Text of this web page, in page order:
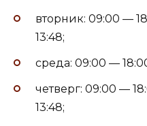
вторник: 09:00 —
13:48;
среда: 09:00 —
четверг: 09:00 —
13:48;